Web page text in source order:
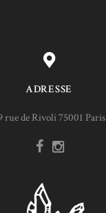
ADRESSE
rue de Rivoli 75001 Paris